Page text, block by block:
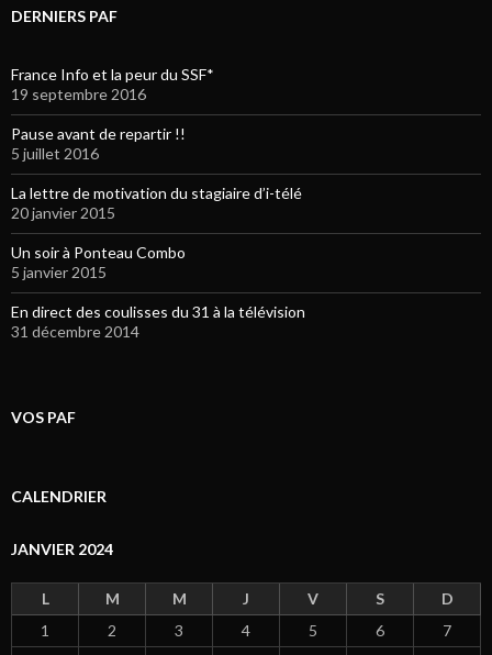
DERNIERS PAF
France Info et la peur du SSF*
19 septembre 2016
Pause avant de repartir !!
5 juillet 2016
La lettre de motivation du stagiaire d’i-télé
20 janvier 2015
Un soir à Ponteau Combo
5 janvier 2015
En direct des coulisses du 31 à la télévision
31 décembre 2014
VOS PAF
CALENDRIER
JANVIER 2024
L M M J V S
D
1
2 3 4 5 6
7